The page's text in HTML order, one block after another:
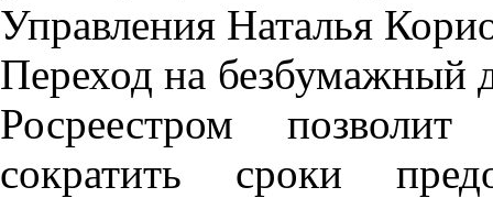
Управления Наталья
Переход на
Росреестром
сократить сроки